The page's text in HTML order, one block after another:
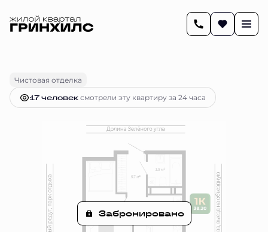
Чистовая отделка
17 человексмотрели эту квартиру за 24 часа
Забронировано